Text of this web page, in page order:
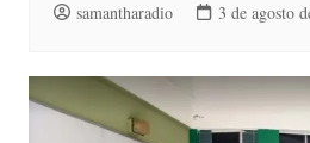
samantharadio 3 de agosto